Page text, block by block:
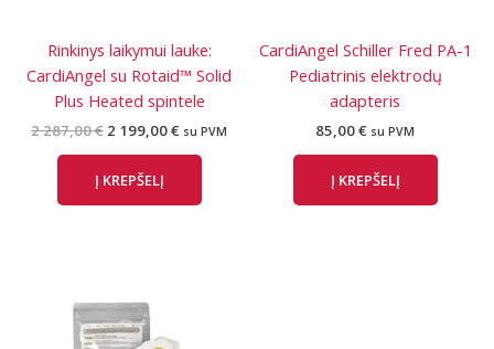
Rinkinys laikymui lauke:
CardiAngel su Rotaid™ Solid
Plus Heated spintele
2 287,00€ Original
2
287,00 €.
2 199,00€ Current
199,00 €.
su PVM
Į KREPŠELĮ
CardiAngel Schiller Fred PA-1
Pediatrinis elektrodų
adapteris
85,00€ su PVM
Į KREPŠELĮ